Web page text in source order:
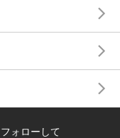
ォローして